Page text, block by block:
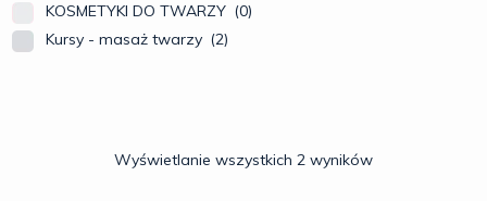
KOSMETYKI DO TWARZY (0)
Kursy - masaż twarzy (2)
Wyświetlanie wszystkich 2 wyników